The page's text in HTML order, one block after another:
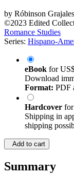
by Róbinson
©2023 Edited
Romance Studies
Series: Hispano-
eBook for
Download
Format: PDF
Hardcover for
Shipping in
shipping
Add to cart
Summary